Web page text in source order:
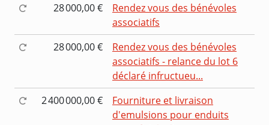
28 000,00 €
Rendez vous des bénévoles
associatifs
28 000,00 €
Rendez vous des bénévoles
associatifs - relance du lot 6
déclaré infructueu...
2 400 000,00 €
Fourniture et livraison
d'emulsions pour enduits